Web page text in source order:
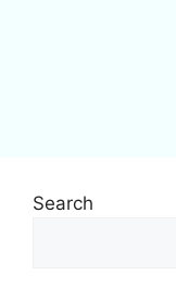
Search